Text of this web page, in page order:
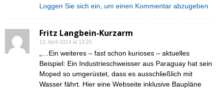
Loggen Sie sich ein, um einen Kommentar abzugeben
Fritz Langbein-Kurzarm
13. April 2014 at 13:25
„…Ein weiteres – fast schon kurioses – aktuelles
Beispiel: Ein Industrieschweisser aus Paraguay hat sein
Moped so umgerüstet, dass es ausschließlich mit
Wasser fährt. Hier eine Webseite inklusive Baupläne